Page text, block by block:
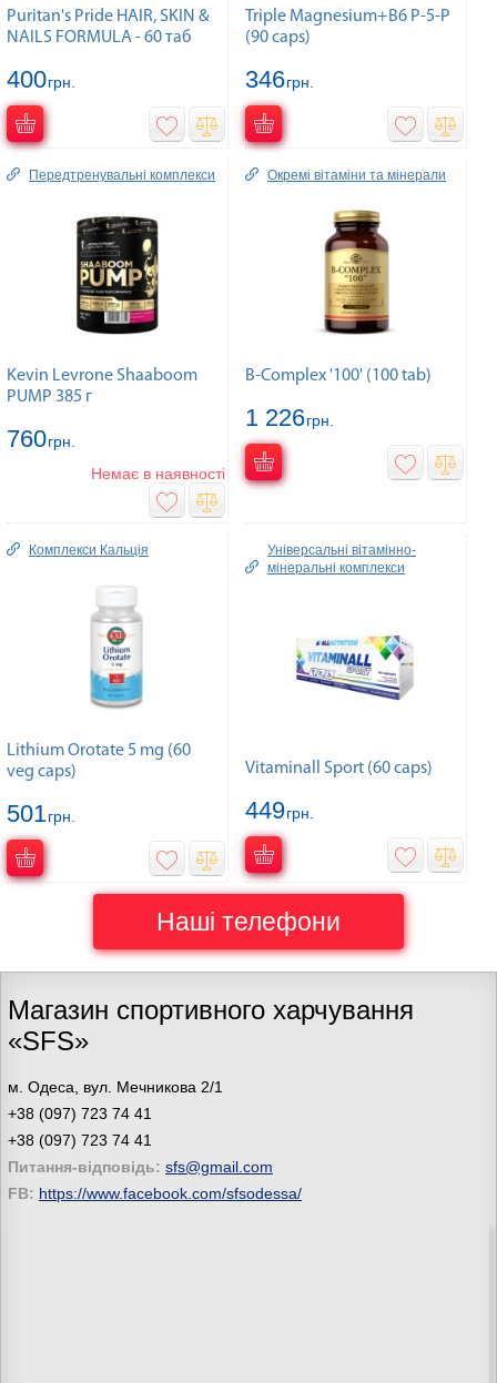
Puritan's Pride HAIR, SKIN &
NAILS FORMULA - 60 таб
400грн.
Triple Magnesium+B6 P-5-P
(90 caps)
346грн.
Передтренувальні комплекси
Kevin Levrone Shaaboom
PUMP 385 г
760грн.
Немає в наявності
Окремі вітаміни та мінерали
B-Complex '100' (100 tab)
1 226грн.
Комплекcи Кальція
Lithium Orotate 5 mg (60
veg caps)
501грн.
Універсальні вітамінно-
мінеральні комплекси
Vitaminall Sport (60 caps)
449грн.
Наші телефони
Магазин спортивного харчування
«SFS»
м. Одеса, вул. Мечникова 2/1
+38 (097) 723 74 41
+38 (097) 723 74 41
Питання-відповідь: sfs@gmail.com
FB: https://www.facebook.com/sfsodessa/